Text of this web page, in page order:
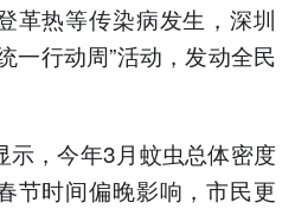
革热等传染病发生，深圳
一行动周”活动，发动全民
示，今年3月蚊虫总体密度
节时间偏晚影响，市民更